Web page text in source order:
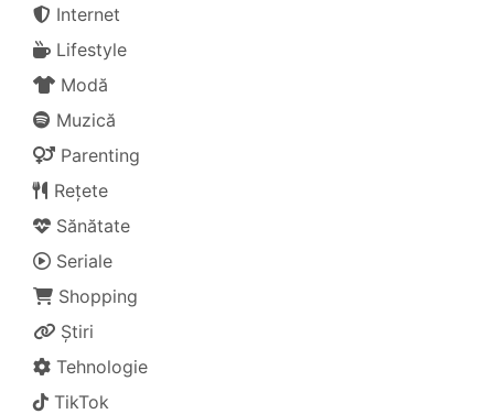
Internet
Lifestyle
Modă
Muzică
Parenting
Rețete
Sănătate
Seriale
Shopping
Știri
Tehnologie
TikTok